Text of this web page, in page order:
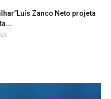
Zanco Neto projeta